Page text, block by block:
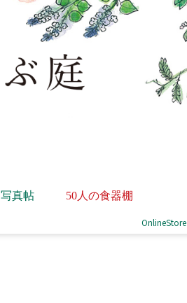
写真帖 50人の食器棚
OnlineStore